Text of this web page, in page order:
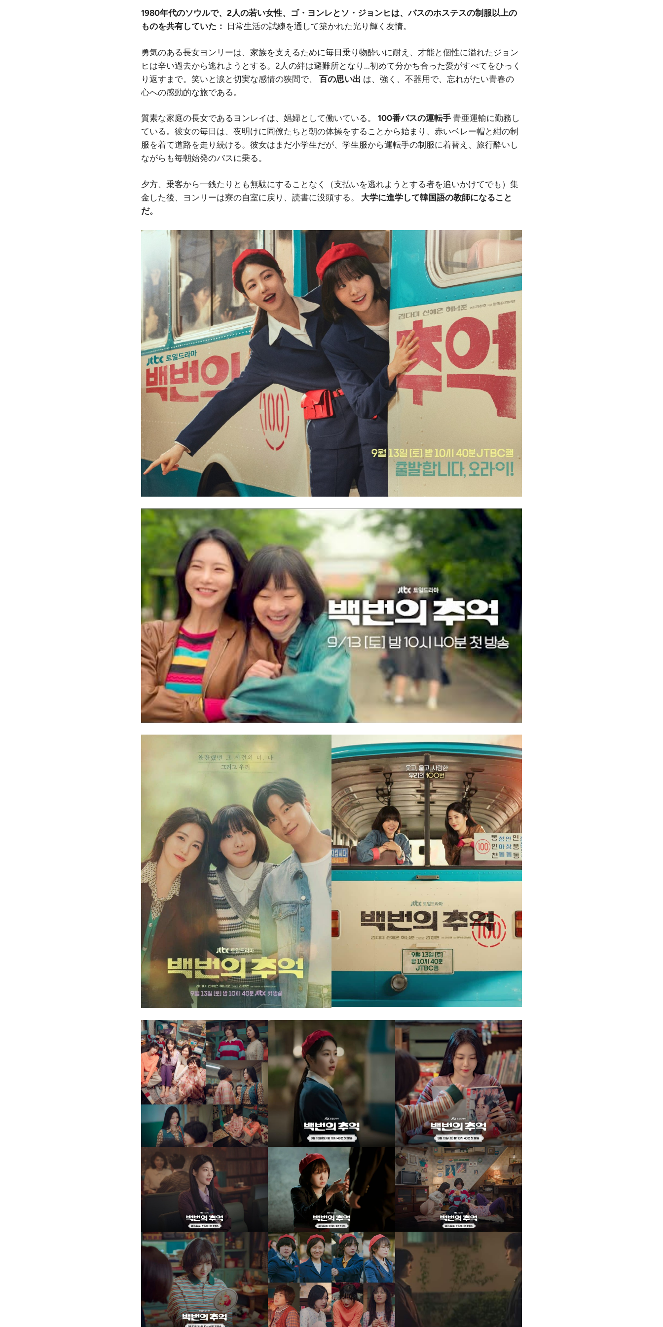
1980年代のソウルで、2人の若い女性、ゴ・ヨンレとソ・ジョンヒは、バスのホステスの制服以上の
ものを共有していた：
日常生活の試練を通して築かれた光り輝く友情。
勇気のある長女ヨンリーは、家族を支えるために毎日乗り物酔いに耐え、才能と個性に溢れたジョン
ヒは辛い過去から逃れようとする。2人の絆は避難所となり...初めて分かち合った愛がすべてをひっく
り返すまで。笑いと涙と切実な感情の狭間で、 百の思い出 は、強く、不器用で、忘れがたい青春の
心への感動的な旅である。
質素な家庭の長女であるヨンレイは、娼婦として働いている。 100番バスの運転手 青亜運輸に勤務し
ている。彼女の毎日は、夜明けに同僚たちと朝の体操をすることから始まり、赤いベレー帽と紺の制
服を着て道路を走り続ける。彼女はまだ小学生だが、学生服から運転手の制服に着替え、旅行酔いし
ながらも毎朝始発のバスに乗る。
夕方、乗客から一銭たりとも無駄にすることなく（支払いを逃れようとする者を追いかけてでも）集
金した後、ヨンリーは寮の自室に戻り、読書に没頭する。
大学に進学して韓国語の教師になること
だ。